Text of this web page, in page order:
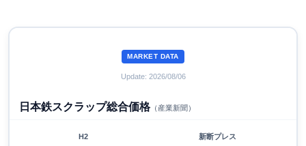
MARKET DATA
Update: 2026/08/06
日本鉄スクラップ総合価格（産業新聞）
H2 新断プレス